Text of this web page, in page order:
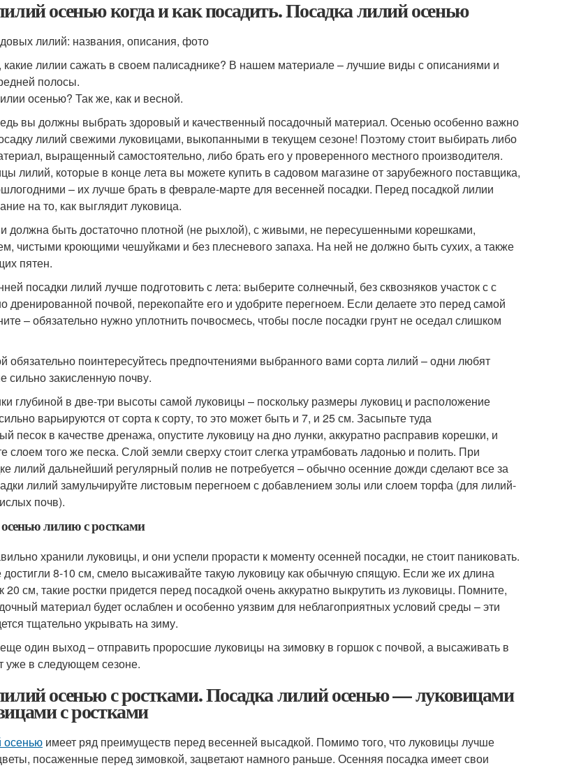
осенью когда и как посадить. Посадка лилий осенью
лилий: названия, описания, фото
какие лилии сажать в своем палисаднике? В нашем материале – лучшие виды с описаниями и
полосы.
осенью? Так же, как и весной.
вы должны выбрать здоровый и качественный посадочный материал. Осенью особенно важно
лилий свежими луковицами, выкопанными в текущем сезоне! Поэтому стоит выбирать либо
выращенный самостоятельно, либо брать его у проверенного местного производителя.
лилий, которые в конце лета вы можете купить в садовом магазине от зарубежного поставщика,
– их лучше брать в феврале-марте для весенней посадки. Перед посадкой лилии
на то, как выглядит луковица.
должна быть достаточно плотной (не рыхлой), с живыми, не пересушенными корешками,
чистыми кроющими чешуйками и без плесневого запаха. На ней не должно быть сухих, а также
пятен.
посадки лилий лучше подготовить с лета: выберите солнечный, без сквозняков участок с с
дренированной почвой, перекопайте его и удобрите перегноем. Если делаете это перед самой
– обязательно нужно уплотнить почвосмесь, чтобы после посадки грунт не оседал слишком
обязательно поинтересуйтесь предпочтениями выбранного вами сорта лилий – одни любят
сильно закисленную почву.
глубиной в две-три высоты самой луковицы – поскольку размеры луковиц и расположение
варьируются от сорта к сорту, то это может быть и 7, и 25 см. Засыпьте туда
песок в качестве дренажа, опустите луковицу на дно лунки, аккуратно расправив корешки, и
слоем того же песка. Слой земли сверху стоит слегка утрамбовать ладонью и полить. При
лилий дальнейший регулярный полив не потребуется – обычно осенние дожди сделают все за
лилий замульчируйте листовым перегноем с добавлением золы или слоем торфа (для лилий-
почв).
лилию с ростками
хранили луковицы, и они успели прорасти к моменту осенней посадки, не стоит паниковать.
достигли 8-10 см, смело высаживайте такую луковицу как обычную спящую. Если же их длина
20 см, такие ростки придется перед посадкой очень аккуратно выкрутить из луковицы. Помните,
материал будет ослаблен и особенно уязвим для неблагоприятных условий среды – эти
тщательно укрывать на зиму.
один выход – отправить проросшие луковицы на зимовку в горшок с почвой, а высаживать в
уже в следующем сезоне.
осенью с ростками. Посадка лилий осенью — луковицами
с ростками
осенью имеет ряд преимуществ перед весенней высадкой. Помимо того, что луковицы лучше
посаженные перед зимовкой, зацветают намного раньше. Осенняя посадка имеет свои